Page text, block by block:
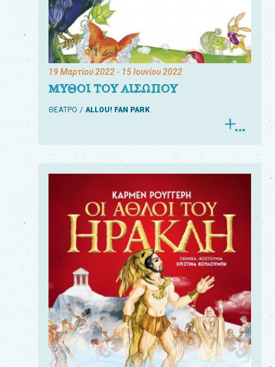
19 Μαρτίου 2022- 15 Ιουνίου 2022
ΜΥΘΟΙ ΤΟΥ ΑΙΣΩΠΟΥ
ΘΕΑΤΡΟ ALLOU! FAN PARK